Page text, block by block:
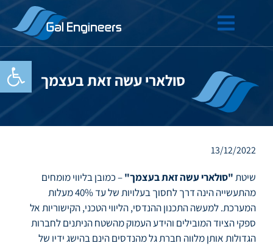
פתח
סולארי עשה זאת בעצמך
13/12/2022
שיטת"סולארי עשה זאת בעצמך"– כמובן בליווי מומחים
מהתעשייה הינה דרך לחסוך בעלויות של עד 40% מעלות
המערכת. למעשה התכנון ההנדסי, הליווי הטכני, הקישוריות אל
ספקי הציוד המובילים והידע העמוק מהשטח הניתנים לחברות
הגדולות אותן מלווה חברת גל מהנדסים הינם בהישג ידיו של